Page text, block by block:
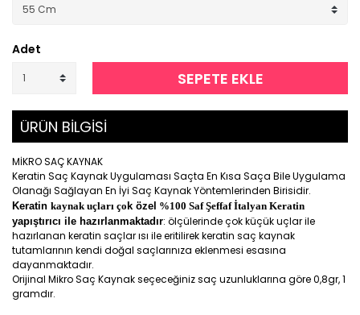
Adet
SEPETE EKLE
ÜRÜN BİLGİSİ
MİKRO SAÇ KAYNAK
Keratin Saç Kaynak Uygulaması Saçta En Kısa Saça Bile Uygulama
Olanağı Sağlayan En İyi Saç Kaynak Yöntemlerinden Birisidir.
Keratin kaynak uçları ço k özel %100 Saf Şeffaf İtalyan Keratin
yapıştırıcı ile hazırlanmaktadır: ölçülerinde çok küçük uçlar ile
hazırlanan keratin saçlar ısı ile eritilirek keratin saç kaynak
tutamlarının kendi doğal saçlarınıza eklenmesi esasına
dayanmaktadır.
Orijinal Mikro Saç Kaynak seçeceğiniz saç uzunluklarına göre 0,8gr, 1
gramdır.